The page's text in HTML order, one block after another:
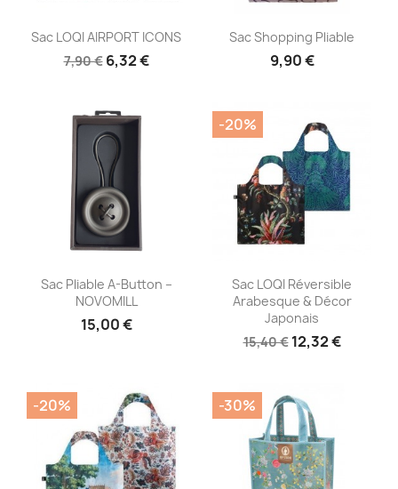
Aperçu rapide
Sac LOQI AIRPORT ICONS
7,90 € 6,32 €
Aperçu rapide
Sac Shopping Pliable
9,90 €
Aperçu rapide
Sac Pliable A-Button –
NOVOMILL
15,00 €
Aperçu rapide
Sac LOQI Réversible
Arabesque & Décor
Japonais
15,40 € 12,32 €
-20%
-20% -30%